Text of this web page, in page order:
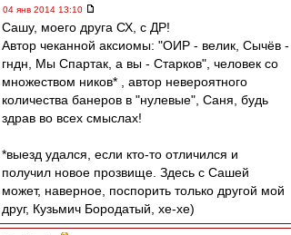
04 янв 2014 13:10
Сашу, моего друга СХ, с ДР!
Автор чеканной аксиомы: "ОИР - велик, Сычёв -
гндн, Мы Спартак, а вы - Старков", человек со
множеством ников* , автор невероятного
количества банеров в "нулевые", Саня, будь
здрав во всех смыслах!
*выезд удался, если кто-то отличился и
получил новое прозвище. Здесь с Сашей
может, наверное, поспорить только другой мой
друг, Кузьмич Бородатый, хе-хе)